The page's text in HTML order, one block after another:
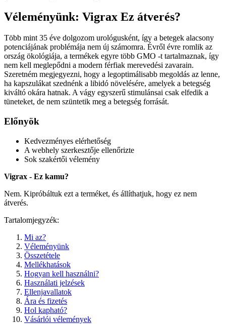
Véleményünk: Vigrax Ez átverés?
Több mint 35 éve dolgozom urológusként, így a betegek alacsony
potenciájának problémája nem új számomra. Évről évre romlik az
ország ökológiája, a termékek egyre több GMO -t tartalmaznak, így
nem kell meglepődni a modern férfiak merevedési zavarain.
Szeretném megjegyezni, hogy a legoptimálisabb megoldás az lenne,
ha kapszulákat szednénk a libidó növelésére, amelyek a betegség
kiváltó okára hatnak. A vágy egyszerű stimulánsai csak elfedik a
tüneteket, de nem szüntetik meg a betegség forrását.
Előnyök
Kedvezményes elérhetőség
A webhely szerkesztője ellenőrizte
Sok szakértői vélemény
Vigrax - Ez kamu?
Nem. Kipróbáltuk ezt a terméket, és állíthatjuk, hogy ez nem
átverés.
Tartalomjegyzék:
Mi az?
Véleményünk
Összetétele
Mellékhatások
Hogyan kell használni?
Használati jelzések
Ellenjavallatok
Ára és fizetés
Hol kapható?
Vásárlói vélemények